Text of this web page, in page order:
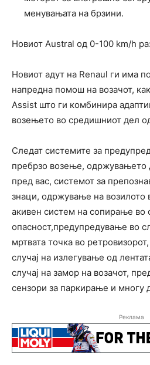
менувањата на брзини.
Новиот Austral oд 0-100 km/h
Новиот адут на Renaul ги има
напредна помош на возачот,
Assist што ги комбинира
возењето во средишниот дел
Следат системите за
пребрзо возење, одржувањето
пред вас, системот за
знаци, одржување на возилото
акивен систем на сопирање во
опасност,предупредување во
мртвата точка во
случај на излегување од
случај на замор на возачот,
сензори за паркирање и многу
Реклама